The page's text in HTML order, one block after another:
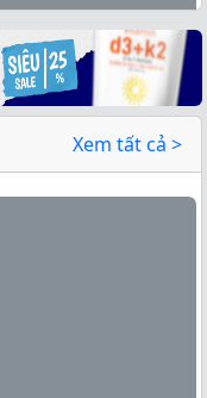
Xem tất cả >